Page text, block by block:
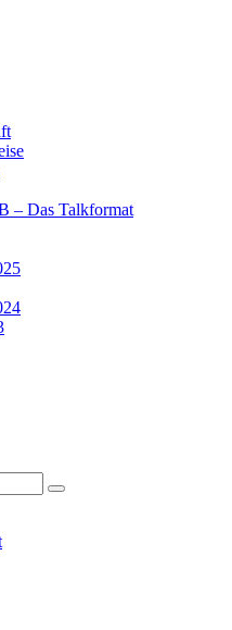
– Das Talkformat